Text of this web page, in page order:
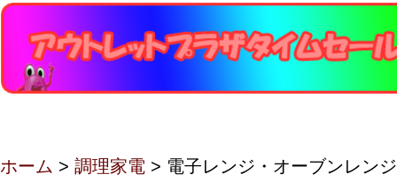
ホーム > 調理家電 > 電子レンジ・オーブンレンジ